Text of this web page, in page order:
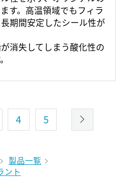
す。高温領域でもフィラ
期間安定したシール性が
消失してしまう酸化性の
4 5
製品一覧
ント